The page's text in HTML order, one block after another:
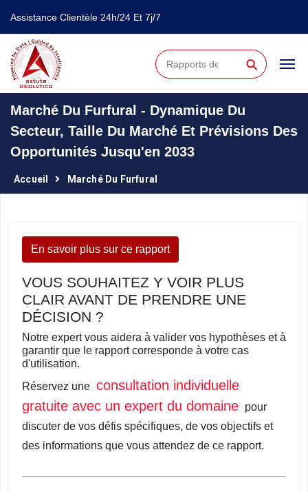
Assistance Clientèle 24h/24 Et 7j/7
⚲
Marché Du Furfural - Dynamique Du
Secteur, Taille Du Marché Et Prévisions Des
Opportunités Jusqu'en 2033
Accueil Marché Du Furfural
En savoir plus sur ce rapport
VOUS SOUHAITEZ Y VOIR PLUS
CLAIR AVANT DE PRENDRE UNE
DÉCISION ?
Notre expert vous aidera à valider vos hypothèses et à
garantir que le rapport corresponde à votre cas
d'utilisation.
Réservez une consultation individuelle
gratuite avec un expert du domaine pour
discuter de vos défis spécifiques, de vos objectifs et
des informations que vous attendez de ce rapport.